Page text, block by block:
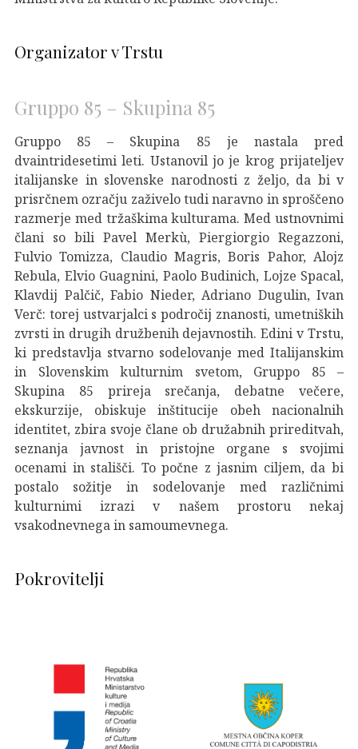
Organizator v Trstu
Gruppo 85 – Skupina 85
Gruppo 85 – Skupina 85 je nastala pred
dvaintridesetimi leti. Ustanovil jo je krog prijateljev
italijanske in slovenske narodnosti z željo, da bi v
prisrčnem ozračju zaživelo tudi naravno in sproščeno
razmerje med tržaškima kulturama. Med ustnovnimi
člani so bili Pavel Merkù, Piergiorgio Regazzoni,
Fulvio Tomizza, Claudio Magris, Boris Pahor, Alojz
Rebula, Elvio Guagnini, Paolo Budinich, Lojze Spacal,
Klavdij Palčič, Fabio Nieder, Adriano Dugulin, Ivan
Verč: torej ustvarjalci s področij znanosti, umetniških
zvrsti in drugih družbenih dejavnostih. Edini v Trstu,
ki predstavlja stvarno sodelovanje med Italijanskim
in Slovenskim kulturnim svetom, Gruppo 85 –
Skupina 85 prireja srečanja, debatne večere,
ekskurzije, obiskuje inštitucije obeh nacionalnih
identitet, zbira svoje člane ob družabnih prireditvah,
seznanja javnost in pristojne organe s svojimi
ocenami in stališči. To počne z jasnim ciljem, da bi
postalo sožitje in sodelovanje med različnimi
kulturnimi izrazi v našem prostoru nekaj
vsakodnevnega in samoumevnega.
Pokrovitelji